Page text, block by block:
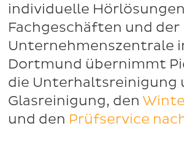
individuelle
Fachgeschäften und der
Unternehmenszentrale
Dortmund übernimmt
die Unterhaltsreinigung
Glasreinigung, den
und den Prüfservice